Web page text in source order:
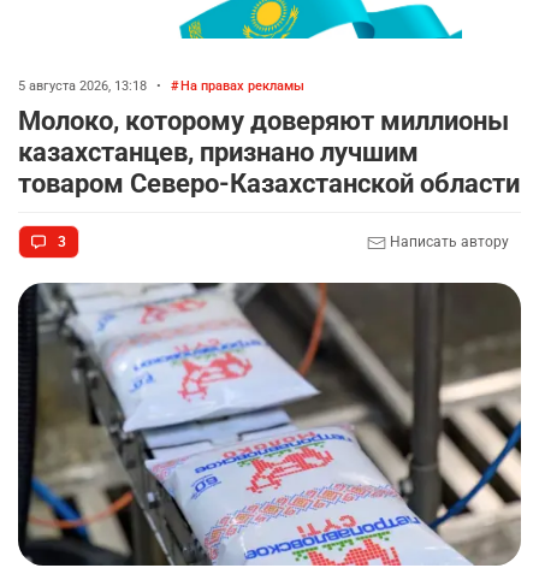
5 августа 2026, 13:18 • На правах рекламы
Молоко, которому доверяют миллионы
казахстанцев, признано лучшим
товаром Северо-Казахстанской области
3 Написать автору